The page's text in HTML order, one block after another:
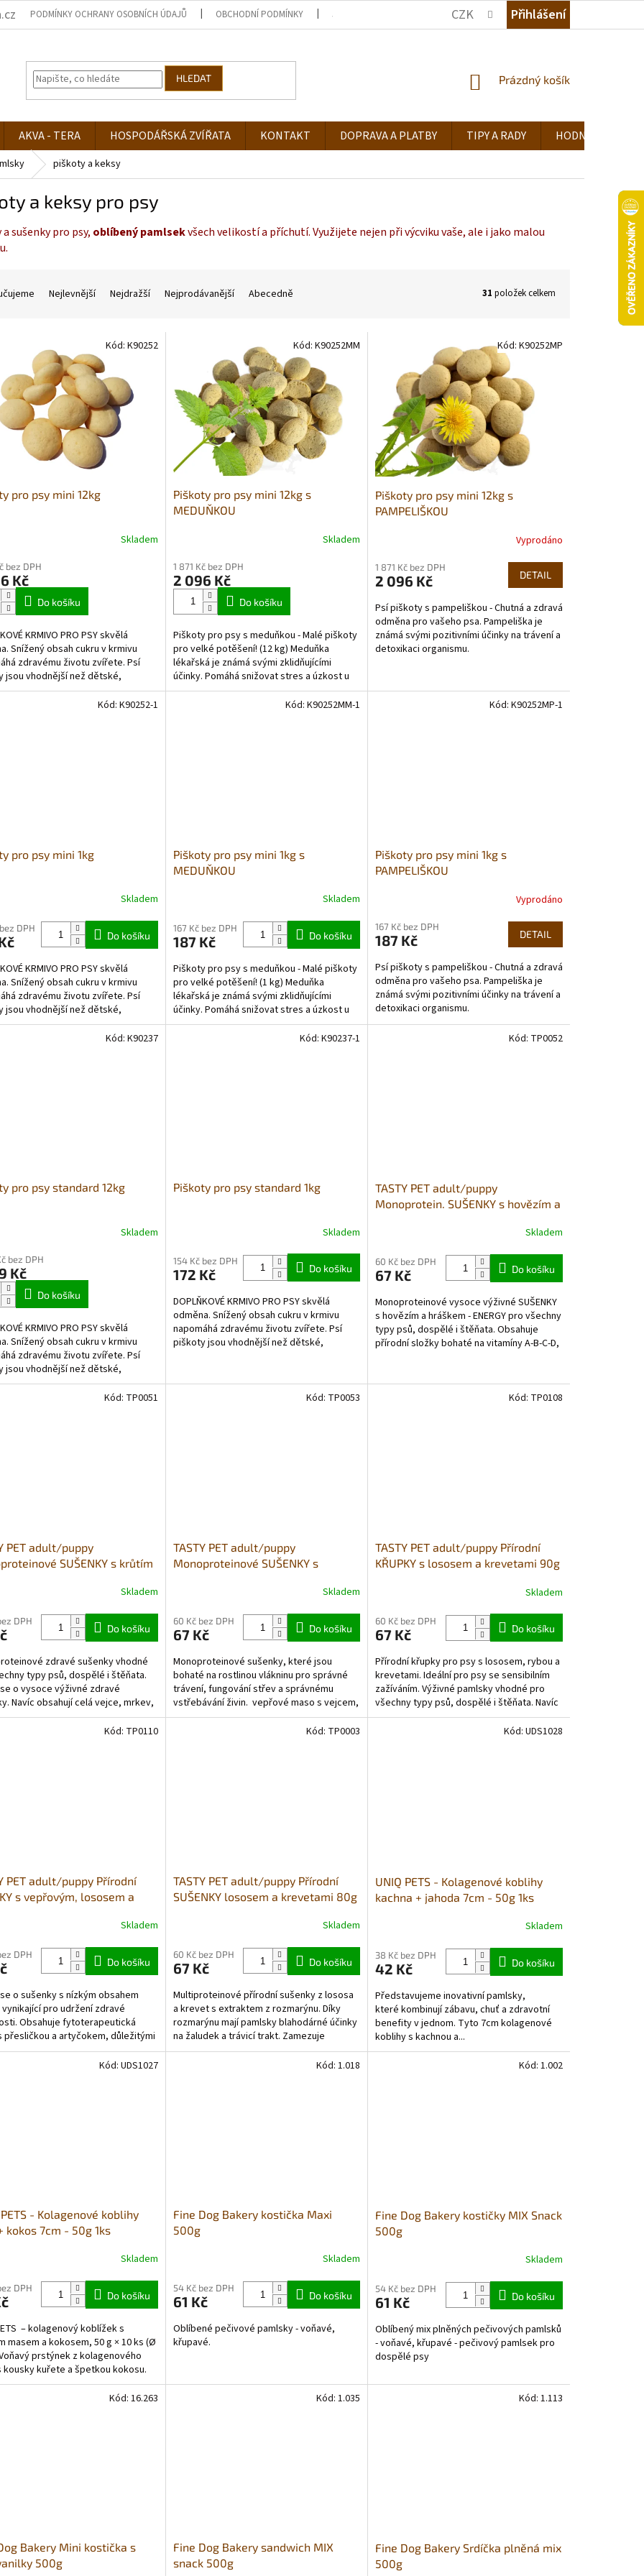
PODMÍNKY OCHRANY OSOBNÍCH ÚDAJŮ OBCHODNÍ PODMÍNKY JAK NAKUPOVAT KDE NÁS NAJDETE TIPY A RADY
CZK Přihlášení
HLEDAT
NÁKUPNÍ
Prázdný košík
AKVA - TERA HOSPODÁŘSKÁ ZVÍŘATA KONTAKT DOPRAVA A PLATBY TIPY A RADY HODNOCENÍ
piškoty a keksy
a keksy pro psy
sušenky pro psy, oblíbený pamlsekvšech velikostí a příchutí. Využijete nejen při výcviku vaše, ale i jako malou
Nejlevnější Nejdražší Nejprodávanější Abecedně 31 položek celkem
pro psy mini 12kg
Skladem
bez DPH
Kč
Do košíku
KRMIVO PRO PSY skvělá
Snížený obsah cukru v krmivu
zdravému životu zvířete. Psí
jsou vhodnější než dětské,
méně cukru a kvasnice,...
Kód: K90252
Piškoty pro psy mini 12kg s
MEDUŇKOU
Skladem
1 871 Kč bez DPH
2 096 Kč
Do košíku
Piškoty pro psy s meduňkou - Malé piškoty
pro velké potěšení! (12 kg) Meduňka
lékařská je známá svými zklidňujícími
účinky. Pomáhá snižovat stres a úzkost u
psů a podporuje...
Kód: K90252MM
Piškoty pro psy mini 12kg s
PAMPELIŠKOU
Vyprodáno
1 871 Kč bez DPH
2 096 Kč DETAIL
Psí piškoty s pampeliškou - Chutná a zdravá
odměna pro vašeho psa. Pampeliška je
známá svými pozitivními účinky na trávení a
detoxikaci organismu.
Kód: K90252MP
pro psy mini 1kg
Skladem
DPH
Do košíku
KRMIVO PRO PSY skvělá
Snížený obsah cukru v krmivu
zdravému životu zvířete. Psí
jsou vhodnější než dětské,
méně...
Kód: K90252-1
Piškoty pro psy mini 1kg s
MEDUŇKOU
produktu
je
z
5
hvězdiček.
Skladem
167 Kč bez DPH
187 Kč Do košíku
Piškoty pro psy s meduňkou - Malé piškoty
pro velké potěšení! (1 kg) Meduňka
lékařská je známá svými zklidňujícími
účinky. Pomáhá snižovat stres a úzkost u
psů a podporuje...
Kód: K90252MM-1
Piškoty pro psy mini 1kg s
PAMPELIŠKOU
produktu
je
z
5
hvězdiček.
Vyprodáno
167 Kč bez DPH
187 Kč DETAIL
Psí piškoty s pampeliškou - Chutná a zdravá
odměna pro vašeho psa. Pampeliška je
známá svými pozitivními účinky na trávení a
detoxikaci organismu.
Kód: K90252MP-1
pro psy standard 12kg
Skladem
bez DPH
Kč
Do košíku
KRMIVO PRO PSY skvělá
Snížený obsah cukru v krmivu
zdravému životu zvířete. Psí
jsou vhodnější než dětské,
méně cukru a kvasnice,...
Kód: K90237
Piškoty pro psy standard 1kg
produktu
je
z
5
hvězdiček.
Skladem
154 Kč bez DPH
172 Kč Do košíku
DOPLŇKOVÉ KRMIVO PRO PSY skvělá
odměna. Snížený obsah cukru v krmivu
napomáhá zdravému životu zvířete. Psí
piškoty jsou vhodnější než dětské,
Kód: K90237-1
TASTY PET adult/puppy
Monoprotein. SUŠENKY s hovězím a
Skladem
60 Kč bez DPH
67 Kč Do košíku
Monoproteinové vysoce výživné SUŠENKY
s hovězím a hráškem - ENERGY pro všechny
typy psů, dospělé i štěňata. Obsahuje
přírodní složky bohaté na vitamíny A-B-C-D,
Kód: TP0052
PET adult/puppy
SUŠENKY s krůtím
Skladem
DPH
Do košíku
zdravé sušenky vhodné
typy psů, dospělé i štěňata.
o vysoce výživné zdravé
Navíc obsahují celá vejce, mrkev,
jablko, lesní...
Kód: TP0051
TASTY PET adult/puppy
Monoproteinové SUŠENKY s
Skladem
60 Kč bez DPH
67 Kč Do košíku
Monoproteinové sušenky, které jsou
bohaté na rostlinou vlákninu pro správné
trávení, fungování střev a správnému
vstřebávání živin. vepřové maso s vejcem,
kiwi, mrkev a jablko...
Kód: TP0053
TASTY PET adult/puppy Přírodní
KŘUPKY s lososem a krevetami 90g
Skladem
60 Kč bez DPH
67 Kč Do košíku
Přírodní křupky pro psy s lososem, rybou a
krevetami. Ideální pro psy se sensibilním
zažíváním. Výživné pamlsky vhodné pro
všechny typy psů, dospělé i štěňata. Navíc
obsahují...
Kód: TP0108
PET adult/puppy Přírodní
s vepřovým, lososem a
Skladem
DPH
Do košíku
o sušenky s nízkým obsahem
pro udržení zdravé
Obsahuje fytoterapeutická
přesličkou a artyčokem, důležitými
pro udržení...
Kód: TP0110
TASTY PET adult/puppy Přírodní
SUŠENKY lososem a krevetami 80g
Skladem
60 Kč bez DPH
67 Kč Do košíku
Multiproteinové přírodní sušenky z lososa
a krevet s extraktem z rozmarýnu. Díky
rozmarýnu mají pamlsky blahodárné účinky
na žaludek a trávicí trakt. Zamezuje
pocitům plnosti a...
Kód: TP0003
UNIQ PETS - Kolagenové koblihy
kachna + jahoda 7cm - 50g 1ks
Skladem
38 Kč bez DPH
42 Kč Do košíku
Představujeme inovativní pamlsky,
které kombinují zábavu, chuť a zdravotní
benefity v jednom. Tyto 7cm kolagenové
koblihy s kachnou a...
Kód: UDS1028
PETS - Kolagenové koblihy
kokos 7cm - 50g 1ks
Skladem
DPH
Do košíku
– kolagenový koblížek s
masem a kokosem, 50 g × 10 ks (Ø
prstýnek z kolagenového
kousky kuřete a špetkou kokosu.
pružný...
Kód: UDS1027
Fine Dog Bakery kostička Maxi
500g
produktu
je
z
5
Skladem
54 Kč bez DPH
61 Kč Do košíku
Oblíbené pečivové pamlsky - voňavé,
křupavé.
Kód: 1.018
Fine Dog Bakery kostičky MIX Snack
500g
produktu
je
z
5
hvězdiček.
Skladem
54 Kč bez DPH
61 Kč Do košíku
Oblíbený mix plněných pečivových pamlsků
- voňavé, křupavé - pečivový pamlsek pro
dospělé psy
Kód: 1.002
Bakery Mini kostička s
500g
Kód: 16.263
Fine Dog Bakery sandwich MIX
snack 500g
Kód: 1.035
Fine Dog Bakery Srdíčka plněná mix
500g
Kód: 1.113